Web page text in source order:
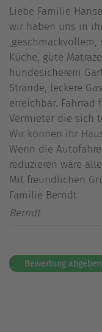
Liebe Familie
wir haben uns in
Küche, gute
hundesicherem
Strände, leckere
erreichbar.
Vermieter die sich
Wir können ihr
Wenn die
reduzieren wäre
Mit freundlichen
Familie Berndt
Berndt
Bewertung abgeben